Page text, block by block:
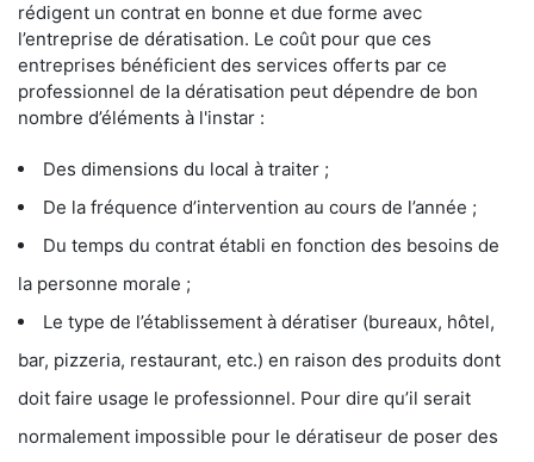
rédigent un contrat en bonne et due forme avec
l’entreprise de dératisation. Le coût pour que ces
entreprises bénéficient des services offerts par ce
professionnel de la dératisation peut dépendre de bon
nombre d’éléments à l'instar :
Des dimensions du local à traiter ;
De la fréquence d’intervention au cours de l’année ;
Du temps du contrat établi en fonction des besoins de
la personne morale ;
Le type de l’établissement à dératiser (bureaux, hôtel,
bar, pizzeria, restaurant, etc.) en raison des produits dont
doit faire usage le professionnel. Pour dire qu’il serait
normalement impossible pour le dératiseur de poser des